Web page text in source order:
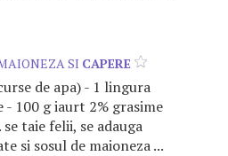
SI CAPERE
de apa) - 1 lingura
100 g iaurt 2% grasime
taie felii, se adauga
si sosul de maioneza ...